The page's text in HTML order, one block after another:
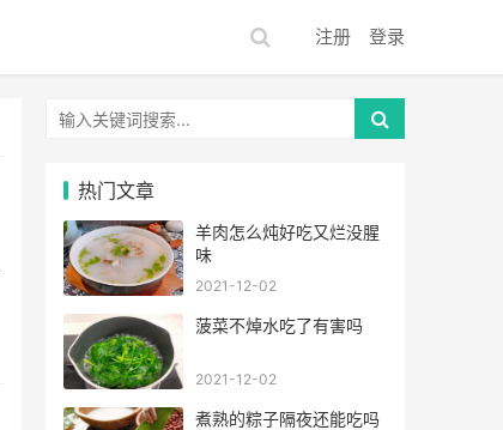
注册 登录
热门文章
羊肉怎么炖好吃又烂没腥
味
2021-12-02
菠菜不焯水吃了有害吗
2021-12-02
煮熟的粽子隔夜还能吃吗